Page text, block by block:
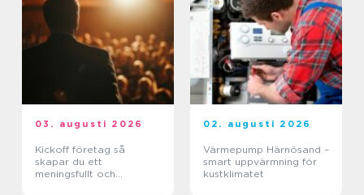
03. augusti 2026
Kickoff företag så
skapar du ett
meningsfullt och
02. augusti 2026
Värmepump Härnösand –
smart uppvärmning för
kustklimatet